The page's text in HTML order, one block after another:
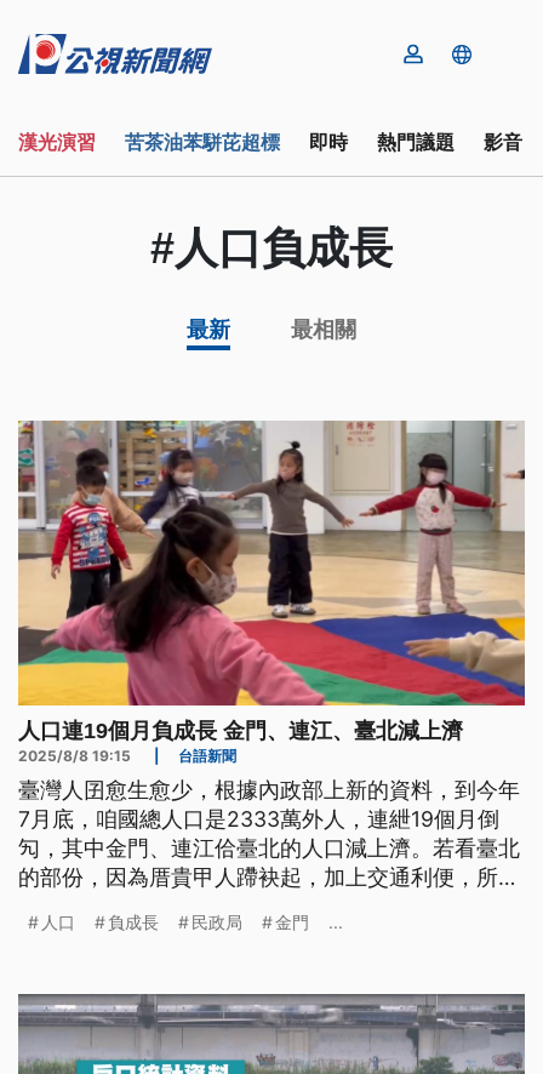
漢光演習 苦茶油苯駢芘超標 即時 熱門議題 影音
#人口負成長
最新 最相關
人口連19個月負成長 金門、連江、臺北減上濟
2025/8/8 19:15 台語新聞
臺灣人囝愈生愈少，根據內政部上新的資料，到今年
7月底，咱國總人口是2333萬外人，連紲19個月倒
勼，其中金門、連江佮臺北的人口減上濟。若看臺北
的部份，因為厝貴甲人蹛袂起，加上交通利便，所以
聞標題、導言為台語文）
人口 負成長 民政局 金門 ...